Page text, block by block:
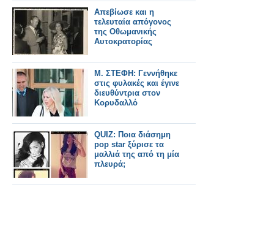
Απεβίωσε και η
τελευταία απόγονος
της Οθωμανικής
Αυτοκρατορίας
Μ. ΣΤΕΦΗ: Γεννήθηκε
στις φυλακές και έγινε
διευθύντρια στον
Κορυδαλλό
QUIZ: Ποια διάσημη
pop star ξύρισε τα
μαλλιά της από τη μία
πλευρά;